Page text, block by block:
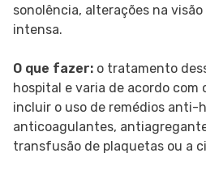
sonolência, alterações na
intensa.
O que fazer: o tratamento
hospital e varia de acordo com
incluir o uso de remédios anti-
anticoagulantes,
transfusão de plaquetas ou a